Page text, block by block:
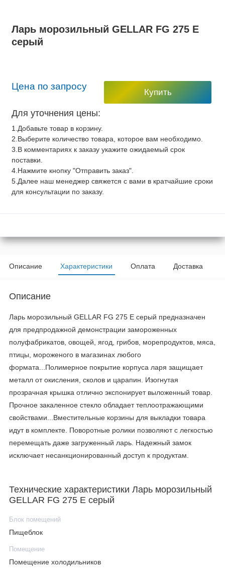
Ларь морозильный GELLAR FG 275 E
серый
Цена по запросу
Купить
Для уточнения цены:
1.Добавьте товар в корзину.
2.Выберите количество товара, которое вам необходимо.
3.В комментариях к заказу укажите ожидаемый срок
поставки.
4.Нажмите кнопку "Отправить заказ".
5.Далее наш менеджер свяжется с вами в кратчайшие сроки
для консультации по заказу.
Описание Характеристики Оплата Доставка
Описание
Ларь морозильный GELLAR FG 275 E серый предназначен
для предпродажной демонстрации замороженных
полуфабрикатов, овощей, ягод, грибов, морепродуктов, мяса,
птицы, мороженого в магазинах любого
формата...Полимерное покрытие корпуса ларя защищает
металл от окисления, сколов и царапин. Изогнутая
прозрачная крышка отлично экспонирует выложенный товар.
Прочное закаленное стекло обладает теплоотражающими
свойствами...Вместительные корзины для выкладки товара
идут в комплекте. Поворотные ролики позволяют с легкостью
перемещать даже загруженный ларь. Надежный замок
исключает несанкционированный доступ к продуктам.
Технические характеристики Ларь морозильный
GELLAR FG 275 E серый
Блок помещений
Пищеблок
Помещение
Помещение холодильников